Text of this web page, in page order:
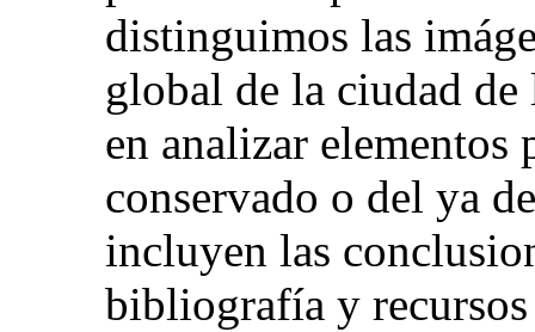
distinguimos las
global de la ciudad de
en analizar
conservado o del ya
incluyen las
bibliografía y